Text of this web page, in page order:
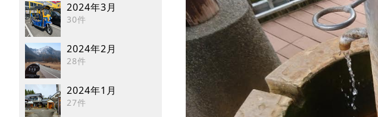
2024年3月
30件
2024年2月
28件
2024年1月
27件